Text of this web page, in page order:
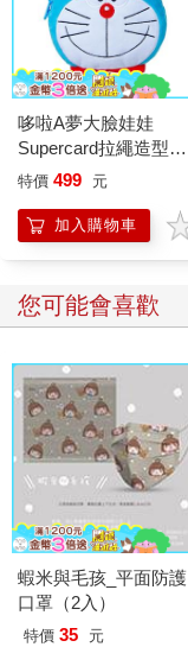
哆啦A夢大臉娃娃
Supercard拉繩造型悠
遊卡【受託代銷】
特價 499 元
加入購物車
您可能會喜歡
蝦米與毛孩_平面防護
口罩（2入）
特價 35 元